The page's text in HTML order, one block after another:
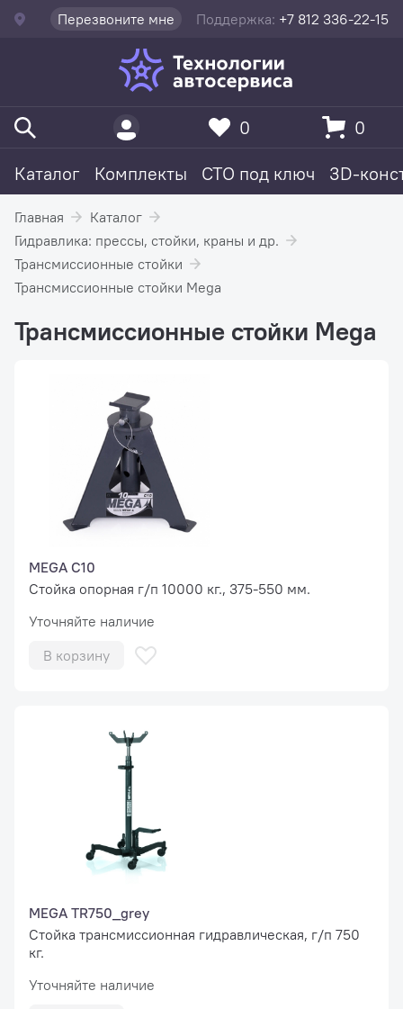
Перезвоните мне Поддержка: +7 812 336-22-15
Каталог Комплекты СТО под ключ 3D-
0 0
Главная
Каталог
Гидравлика: прессы, стойки, краны и др.
Трансмиссионные стойки
Трансмиссионные стойки Mega
Трансмиссионные стойки Mega
MEGA C10
Стойка опорная г/п 10000 кг., 375-550 мм.
Уточняйте наличие
В корзину
MEGA TR750_grey
Стойка трансмиссионная гидравлическая, г/п 750
кг.
Уточняйте наличие